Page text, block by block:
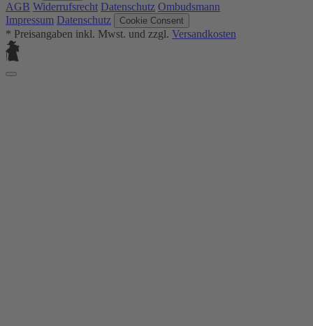
AGB Widerrufsrecht Datenschutz Ombudsmann
Impressum Datenschutz Cookie Consent
* Preisangaben inkl. Mwst. und zzgl. Versandkosten